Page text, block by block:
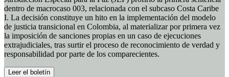
dentro de macrocaso 003, relacionada con el subcaso Costa Caribe
I. La decisión constituye un hito en la implementación del modelo
de justicia transicional en Colombia, al materializar por primera vez
la imposición de sanciones propias en un caso de ejecuciones
extrajudiciales, tras surtir el proceso de reconocimiento de verdad y
responsabilidad por parte de los comparecientes.
Leer el boletín